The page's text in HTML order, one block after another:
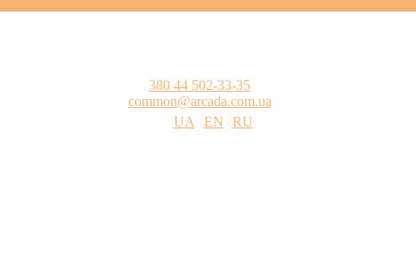
380 44 502-33-35
common@arcada.com.ua
UA
EN
RU